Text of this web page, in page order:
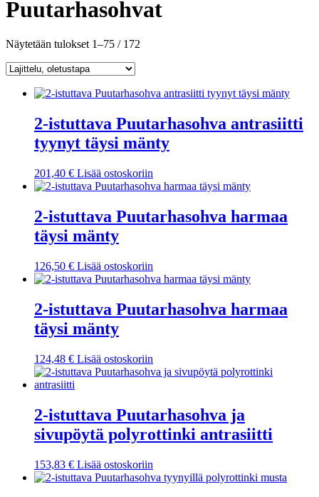
Puutarhasohvat
Näytetään tulokset 1–75 / 172
2-istuttava Puutarhasohva antrasiitti
tyynyt täysi mänty
201,40 € Lisää ostoskoriin
2-istuttava Puutarhasohva harmaa
täysi mänty
126,50 € Lisää ostoskoriin
2-istuttava Puutarhasohva harmaa
täysi mänty
124,48 € Lisää ostoskoriin
2-istuttava Puutarhasohva ja
sivupöytä polyrottinki antrasiitti
153,83 € Lisää ostoskoriin